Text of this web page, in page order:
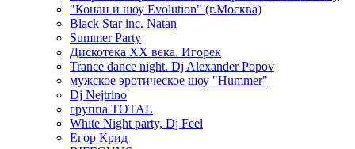
"Конан и шоу Evolution" (г.Москва)
Black Star inc. Natan
Summer Party
Дискотека ХХ века. Игорек
Trance dance night. Dj Alexander Popov
мужское эротическое шоу "Hummer"
Dj Nejtrino
группа TOTAL
White Night party, Dj Feel
Егор Крид